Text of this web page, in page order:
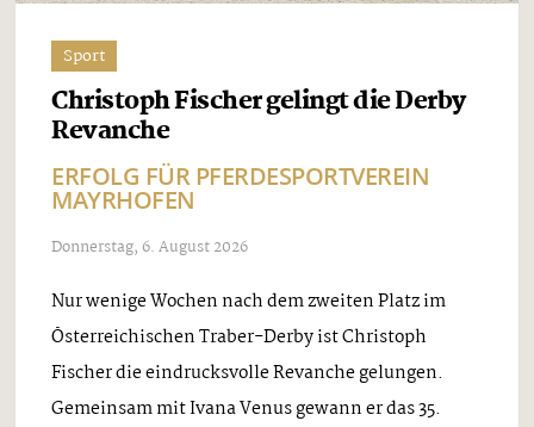
Sport
Christoph Fischer gelingt die Derby
Revanche
ERFOLG FÜR PFERDESPORTVEREIN
MAYRHOFEN
Donnerstag, 6. August 2026
Nur wenige Wochen nach dem zweiten Platz im
Österreichischen Traber-Derby ist Christoph
Fischer die eindrucksvolle Revanche gelungen.
Gemeinsam mit Ivana Venus gewann er das 35.